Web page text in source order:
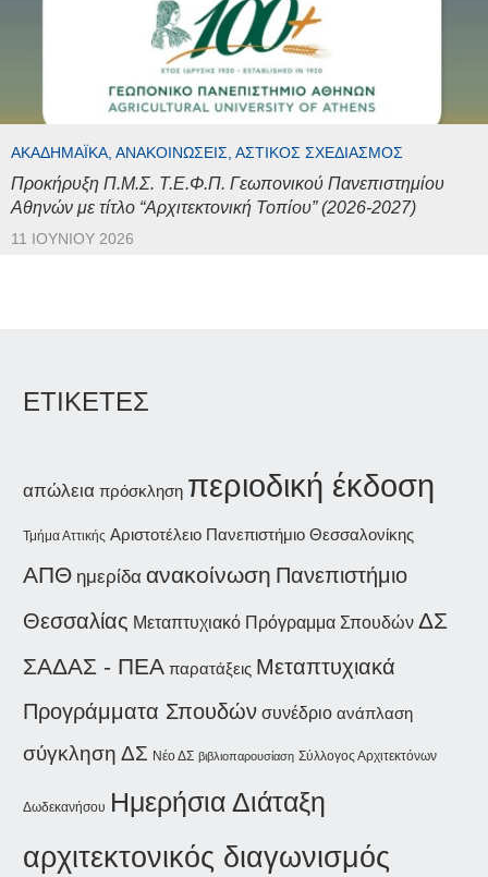
ΑΚΑΔΗΜΑΪΚΆ, ΑΝΑΚΟΙΝΏΣΕΙΣ, ΑΣΤΙΚΌΣ ΣΧΕΔΙΑΣΜΌΣ
Προκήρυξη Π.Μ.Σ. Τ.Ε.Φ.Π. Γεωπονικού Πανεπιστημίου
Αθηνών με τίτλο “Αρχιτεκτονική Τοπίου” (2026-2027)
11 ΙΟΥΝΊΟΥ 2026
ΕΤΙΚΕΤΕΣ
απώλεια πρόσκληση περιοδική έκδοση
Τμήμα Αττικής Αριστοτέλειο Πανεπιστήμιο Θεσσαλονίκης
ΑΠΘ ημερίδα ανακοίνωση Πανεπιστήμιο
Θεσσαλίας Μεταπτυχιακό Πρόγραμμα Σπουδών ΔΣ
ΣΑΔΑΣ - ΠΕΑ παρατάξεις Μεταπτυχιακά
Προγράμματα Σπουδών συνέδριο ανάπλαση
σύγκληση ΔΣ Νέο ΔΣ βιβλιοπαρουσίαση Σύλλογος Αρχιτεκτόνων
Δωδεκανήσου Ημερήσια Διάταξη
αρχιτεκτονικός διαγωνισμός